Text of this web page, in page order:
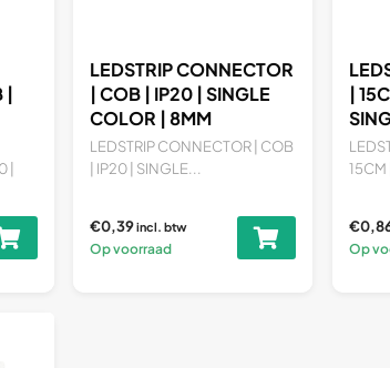
|
|
LEDSTRIP CONNECTOR
| COB | IP20 | SINGLE
COLOR | 8MM
LEDSTRIP CONNECTOR | COB
| IP20 | SINGLE...
€0,39incl. btw
Op voorraad
|
8MM
15CM
Op